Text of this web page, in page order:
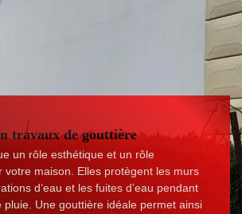
travaux de gouttière
un rôle esthétique et un rôle
votre maison. Elles protègent les murs
d’eau et les fuites d’eau pendant
pluie. Une gouttière idéale permet ainsi